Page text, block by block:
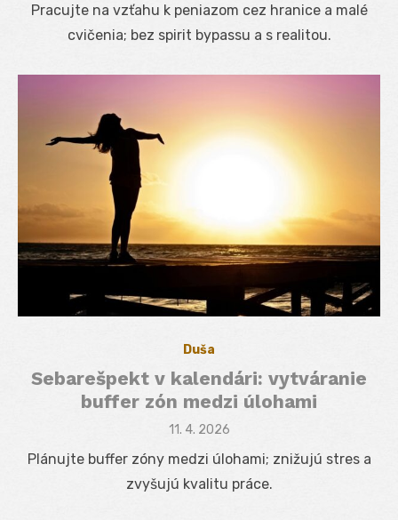
Pracujte na vzťahu k peniazom cez hranice a malé
cvičenia; bez spirit bypassu a s realitou.
Duša
Sebarešpekt v kalendári: vytváranie
buffer zón medzi úlohami
Posted
11. 4. 2026
Plánujte buffer zóny medzi úlohami; znižujú stres a
zvyšujú kvalitu práce.